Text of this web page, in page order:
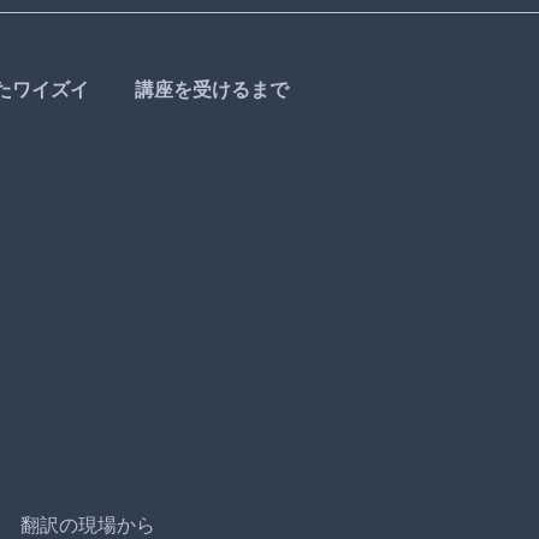
ワイズイ 講座を受けるまで
翻訳の現場から